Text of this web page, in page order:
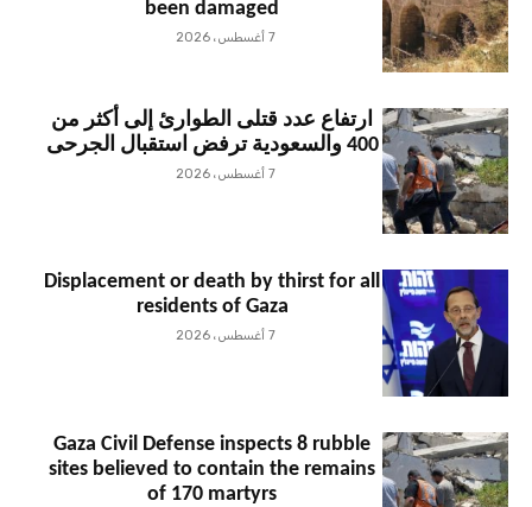
been damaged
7 أغسطس، 2026
ارتفاع عدد قتلى الطوارئ إلى أكثر من
400 والسعودية ترفض استقبال الجرحى
7 أغسطس، 2026
Displacement or death by thirst for all
residents of Gaza
7 أغسطس، 2026
Gaza Civil Defense inspects 8 rubble
sites believed to contain the remains
of 170 martyrs